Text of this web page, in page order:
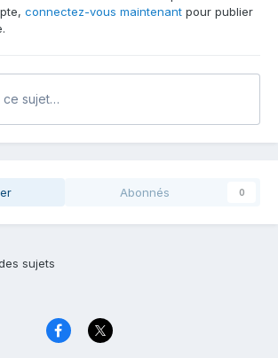
connectez-vous maintenant pour publier
ce sujet…
Abonnés 0
sujets